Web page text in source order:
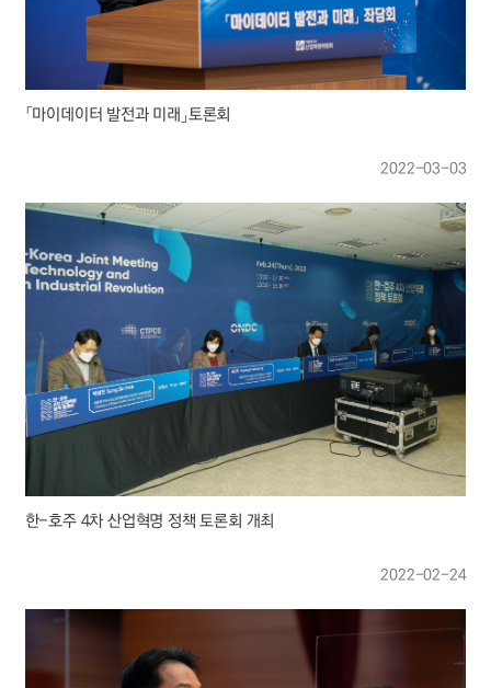
「마이데이터 발전과 미래」토론회
2022-03-03
한-호주 4차 산업혁명 정책 토론회 개최
2022-02-24